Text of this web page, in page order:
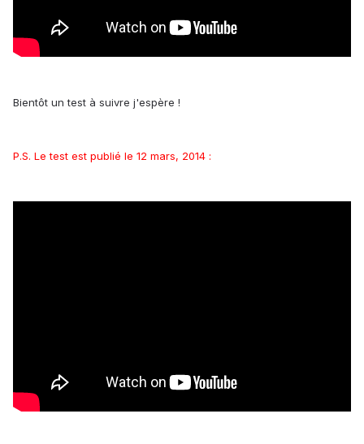
Bientôt un test à suivre j'espère !
P.S. Le test est publié le 12 mars, 2014 :